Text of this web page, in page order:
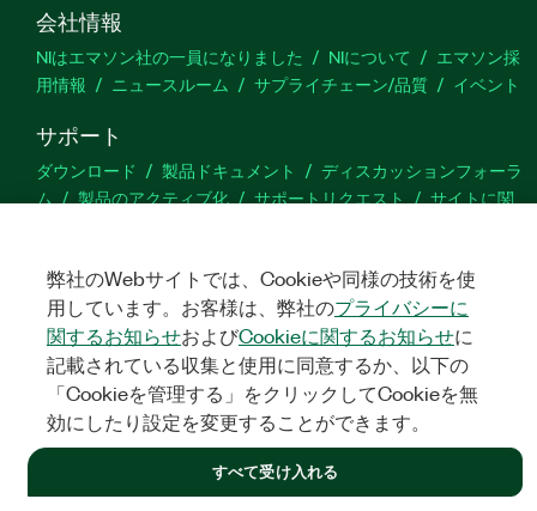
会社情報
NIはエマソン社の一員になりました NIについて
エマソン採
用情報
ニュースルーム サプライチェーン/品質 イベント
サポート
ダウンロード 製品ドキュメント
ディスカッションフォーラ
ム
製品のアクティブ化 サポートリクエスト
サイトに関
TwitterYouTube
NATIONAL INSTRUMENTS CORP. ALL RIGHTS RESERVED.
弊社のWebサイトでは、Cookieや同様の技術を使
用しています。お客様は、弊社のプライバシーに
関するお知らせおよびCookieに関するお知らせに
記載されている収集と使用に同意するか、以下の
「Cookieを管理する」をクリックしてCookieを無
効にしたり設定を変更することができます。
すべて受け入れる